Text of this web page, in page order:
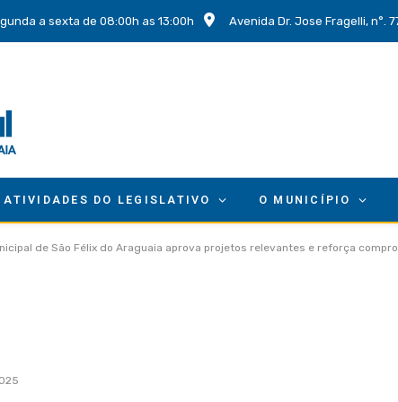
a sexta de 08:00h as 13:00h Avenida Dr. Jose Fragelli, n°.
ATIVIDADES DO LEGISLATIVO O MUNICÍPIO
de São Félix do Araguaia aprova projetos relevantes e reforça